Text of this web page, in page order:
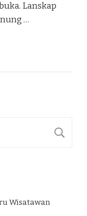
Lanskap
…
Wisatawan